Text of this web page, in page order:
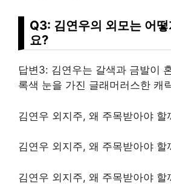
Q3: 김연우의 외모는 어
요?
답변3: 김연우는 갈색과 금발이
록색 눈을 가진 글래머러스한 캐
김연우 외지주, 왜 주목받아야 할
김연우 외지주, 왜 주목받아야 할
김연우 외지주, 왜 주목받아야 할